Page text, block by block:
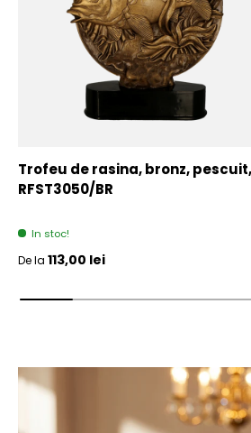
Trofeu de rasina, bronz, pescuit,
RFST3050/BR
In stoc!
Pret initial
De la 113,00 lei